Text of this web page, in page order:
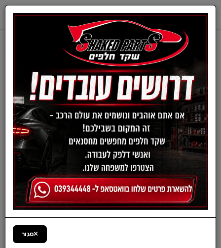
חלפים מכנים CHEVROLET ציריה-שברולט
ציריה חדשה קרוז מ08- 1.6
סגור